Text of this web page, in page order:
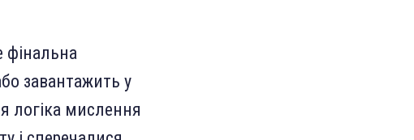
фінальна
завантажить у
логіка мислення